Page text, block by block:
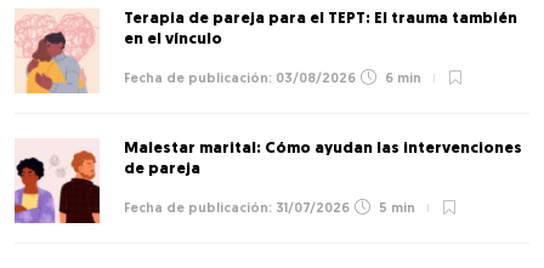
Terapia de pareja para el TEPT: El trauma también
en el vínculo
03/08/2026 6 min
Malestar marital: Cómo ayudan las intervenciones
de pareja
31/07/2026 5 min